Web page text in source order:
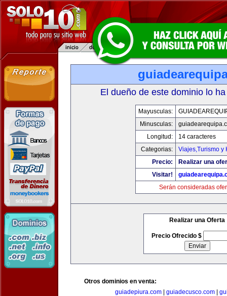
El dueño de este dominio lo
Mayusculas:
Minusculas:
Longitud:
14 caracteres
Categorias:
Viajes,Turismo y
Precio:
Realizar una
Visitar!
Serán consideradas
Realizar una Oferta
Precio Ofrecido $
Otros dominios en venta:
guiadepiura.com| guiadecusco.com|